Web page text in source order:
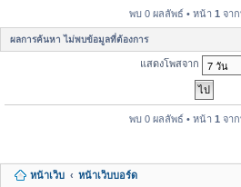
พบ 0 ผลลัพธ์ • หน้า 1 จา
ผลการค้นหา ไม่พบข้อมูลที่ต้องการ
แสดงโพสจาก
พบ 0 ผลลัพธ์ • หน้า 1 จา
หน้าเว็บ หน้าเว็บบอร์ด